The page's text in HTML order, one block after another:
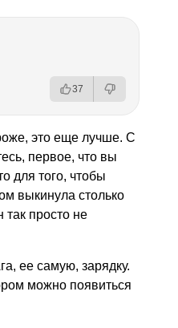
37
это еще лучше. С
первое, что вы
для того, чтобы
выкинула столько
так просто не
ее самую, зарядку.
можно появиться